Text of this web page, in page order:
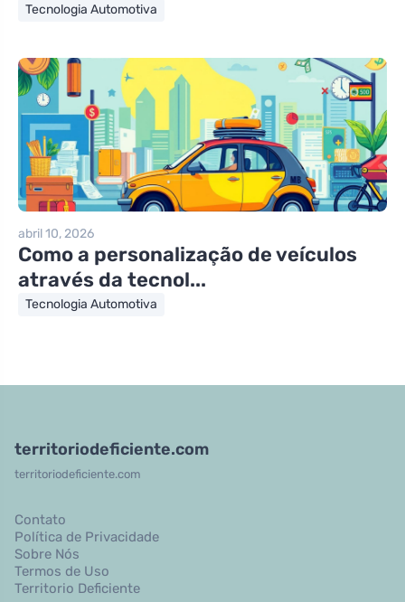
Tecnologia Automotiva
abril 10, 2026
Como a personalização de veículos
através da tecnol...
Tecnologia Automotiva
territoriodeficiente.com
territoriodeficiente.com
Contato
Política de Privacidade
Sobre Nós
Termos de Uso
Territorio Deficiente